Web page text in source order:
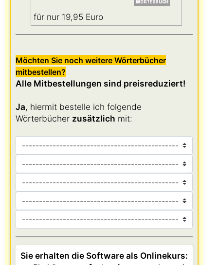
für nur 19,95 Euro
Möchten Sie noch weitere Wörterbücher
mitbestellen?
Alle Mitbestellungen sind preisreduziert!
Ja, hiermit bestelle ich folgende
Wörterbücher zusätzlich mit:
Sie erhalten die Software als Onlinekurs: